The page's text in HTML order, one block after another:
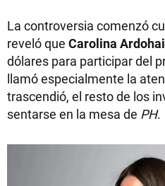
La controversia comenzó
reveló que Carolina
dólares para participar del
llamó especialmente la
trascendió, el resto de los
sentarse en la mesa de PH.